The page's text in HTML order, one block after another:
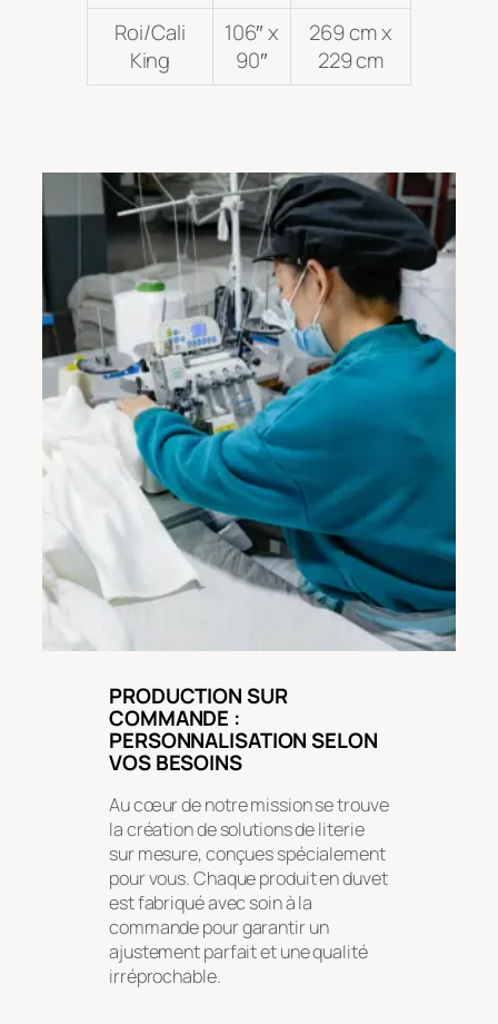
Roi/Cali
King
106″ x
90″
269 cm x
229 cm
PRODUCTION SUR
COMMANDE :
PERSONNALISATION SELON
VOS BESOINS
Au cœur de notre mission se trouve
la création de solutions de literie
sur mesure, conçues spécialement
pour vous. Chaque produit en duvet
est fabriqué avec soin à la
commande pour garantir un
ajustement parfait et une qualité
irréprochable.